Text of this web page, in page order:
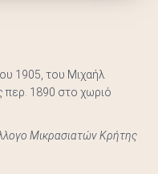
1905, του Μιχαήλ
περ. 1890 στο χωριό
Μικρασιατών Κρήτης